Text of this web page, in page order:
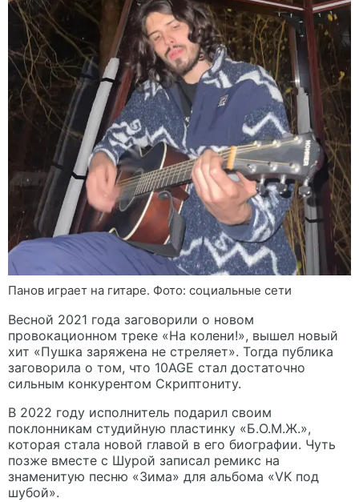
Панов играет на гитаре. Фото: социальные сети
Весной 2021 года заговорили о новом
провокационном треке «На колени!», вышел новый
хит «Пушка заряжена не стреляет». Тогда публика
заговорила о том, что 10AGE стал достаточно
сильным конкурентом Скриптониту.
В 2022 году исполнитель подарил своим
поклонникам студийную пластинку «Б.О.М.Ж.»,
которая стала новой главой в его биографии. Чуть
позже вместе с Шурой записал ремикс на
знаменитую песню «Зима» для альбома «VK под
шубой».